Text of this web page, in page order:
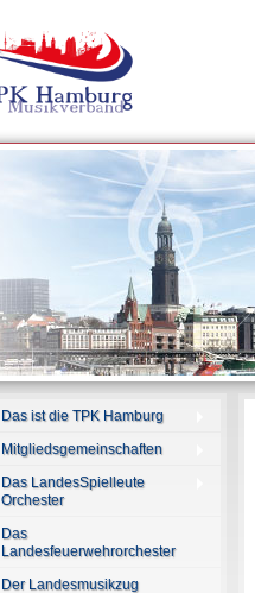
Das ist die TPK Hamburg
Mitgliedsgemeinschaften
Das LandesSpielleute
Orchester
Das
Landesfeuerwehrorchester
Der Landesmusikzug